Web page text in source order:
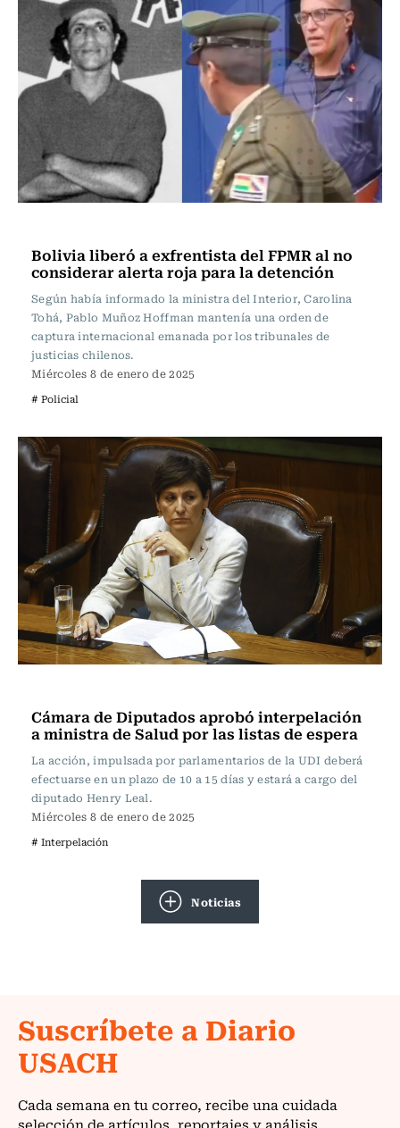
Bolivia liberó a exfrentista del FPMR al no
considerar alerta roja para la detención
Según había informado la ministra del Interior, Carolina
Tohá, Pablo Muñoz Hoffman mantenía una orden de
captura internacional emanada por los tribunales de
justicias chilenos.
Miércoles 8 de enero de 2025
# Policial
Cámara de Diputados aprobó interpelación
a ministra de Salud por las listas de espera
La acción, impulsada por parlamentarios de la UDI deberá
efectuarse en un plazo de 10 a 15 días y estará a cargo del
diputado Henry Leal.
Miércoles 8 de enero de 2025
# Interpelación
Noticias